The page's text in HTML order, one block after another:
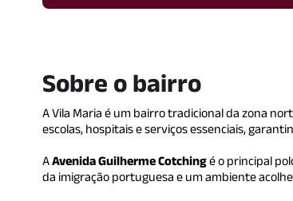
Sobre o bairro
A Vila Maria é um bairro tradicional da zona
escolas, hospitais e serviços essenciais,
AAvenida Guilherme Cotchingé o principal
da imigração portuguesa e um ambiente